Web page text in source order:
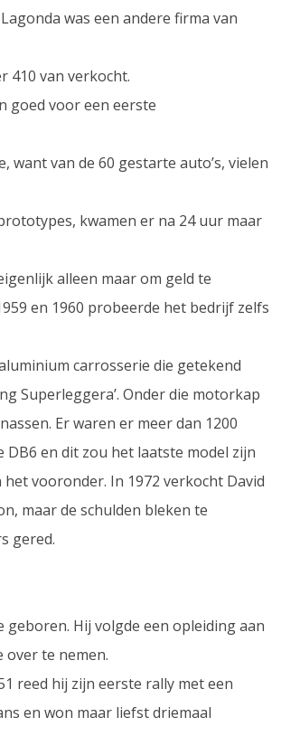
was een andere firma van
410 van verkocht.
goed voor een eerste
want van de 60 gestarte auto’s, vielen
kwamen er na 24 uur maar
alleen maar om geld te
en 1960 probeerde het bedrijf zelfs
carrosserie die getekend
Superleggera’. Onder die motorkap
Er waren er meer dan 1200
en dit zou het laatste model zijn
vooronder. In 1972 verkocht David
maar de schulden bleken te
gered.
geboren. Hij volgde een opleiding aan
over te nemen.
reed hij zijn eerste rally met een
en won maar liefst driemaal